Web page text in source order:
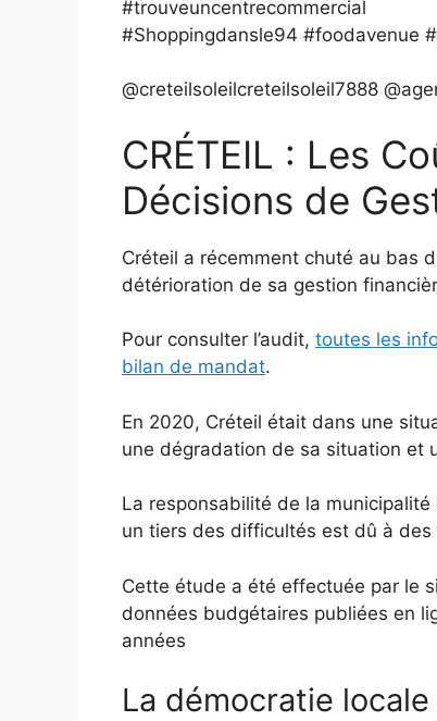
#trouveuncentrecommercial
#Shoppingdansle94 #foodavenue
@creteilsoleilcreteilsoleil7888
CRÉTEIL : Les
Décisions de
Créteil a récemment chuté au bas
détérioration de sa gestion
Pour consulter l’audit, toutes les
bilan de mandat.
En 2020, Créteil était dans une
une dégradation de sa situation et
La responsabilité de la
un tiers des difficultés est dû à
Cette étude a été effectuée par le
données budgétaires publiées en
années
La démocratie